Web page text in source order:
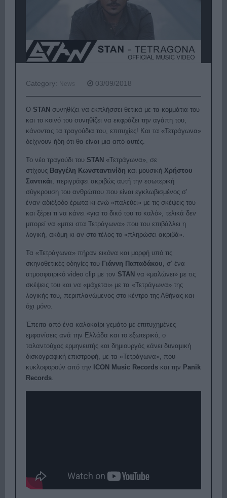
Category: News 03/09/2018
Ο STAN συνηθίζει να εκπλήσσει θετικά με τα κομμάτια του
και το κοινό του συνηθίζει να εκφράζει την αγάπη του,
κάνοντας τα τραγούδια του, επιτυχίες! Και τα «Τετράγωνα»
δείχνουν ήδη ότι θα είναι μια από αυτές.
Το νέο τραγούδι του STAN «Τετράγωνα», σε
στίχους Βαγγέλη Κωνσταντινίδη και μουσική Χρήστου
Σαντικάι , περιγράφει ακριβώς αυτή την εσωτερική
σύγκρουση του ανθρώπου που είναι εγκλωβισμένος σ’
έναν αδιέξοδο έρωτα κι ενώ «παλεύει» με τις σκέψεις του
και ξέρει τι να κάνει «για το δικό του το καλό», τελικά δεν
μπορεί να «μπει στα Τετράγωνα» που του επιβάλλει η
λογική, ακόμη κι αν στο τέλος το «πληρώσει ακριβά».
Τα «Τετράγωνα» πήραν εικόνα και μορφή υπό τις
σκηνοθετικές οδηγίες του Γιάννη Παπαδάκου , σ’ ένα
ατμοσφαιρικό video clip με τον STAN να «μαλώνει» με τις
σκέψεις του και να «μάχεται» με τα «Τετράγωνα» της
λογικής του, περιπλανώμενος στο κέντρο της Αθήνας και
όχι μόνο.
Έπειτα από ένα καλοκαίρι γεμάτο με επιτυχημένες
εμφανίσεις ανά την Ελλάδα και το εξωτερικό, ο
ταλαντούχος ερμηνευτής και δημιουργός κάνει δυναμική
δισκογραφική επιστροφή, με τα «Τετράγωνα», που
κυκλοφορούν από την ICON Music Records και την Panik
Records